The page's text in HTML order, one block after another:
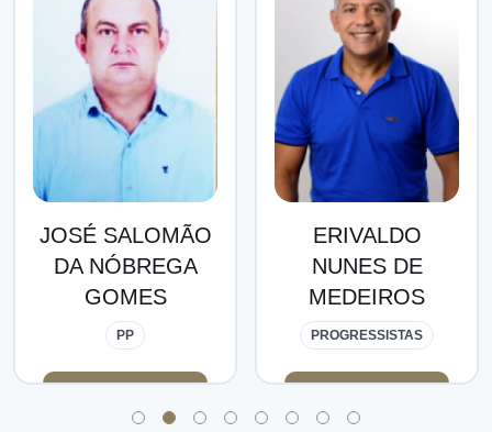
ERIVALDO
NUNES DE
MEDEIROS
PROGRESSISTAS
ESTERBAN
NÓBREGA DE
SOUSA
PP